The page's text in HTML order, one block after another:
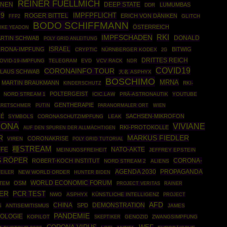
REINER FUELLMICH DEEP STATE DDR LUMUMBAS
FFP2 ROGER BITTEL IMPFPFLICHT ERICH VON DÄNIKEN GLITCH
YEADON BODO SCHIFFMANN
ÖSTERREICH
SCHWAB
POLY GRID ANLEITUNG IMPFSCHADEN RKI DONALD
IMPFUNG ISRAEL CRYPTIC NÜRNBERGER KODEX 2G BITWIG
19-IMPFUNG TELEGRAM EVD VCV RACK NDR DRITTES REICH
SCHWAB CORONAINFO TOUR 大名 ASPHYX COVID19
MARTIN BRAUKMANN KINDERSCHUTZ BOSCHIMO MRNA
RKI-
NORD STREAM 1
POLTERGEIST ICIC.LAW PRÄ-ASTRONAUTIK YOUTUBE
PUTIN GENTHERAPIE PARANORMALER ORT WIEN
SYMBOLS CORONASCHUTZIMPFUNG LEAK SACHSEN-MIKROFON
AUF DEN SPUREN DER ALLMÄCHTIGEN RKI-PROTOKOLLE VIVIANE
VIREN CORONAKRISE POLY GRID TUTORIAL MARKUS FIEDLER
種STREAM MEINUNGSFREIHEIT NATO-AKTE JEFFREY EPSTEIN
RÖPER ROBERT-KOCH INSTITUT NORD STREAM 2 ALIENS CORONA-
NEW WORLD ORDER HUNTER BIDEN AGENDA 2030 PROPAGANDA
OSM WORLD ECONOMIC FORUM PROJECT VERITAS RAINER
PCR TEST NWO ASPHYX KÜNSTLICHE INTELLIGENZ
PROJECT
ANTISEMITISMUS CHINA SPD DEMONSTRATION AFD JAMES
KOPILOT PANDEMIE SKEPTIKER GENOZID
ZWANGSIMPFUNG